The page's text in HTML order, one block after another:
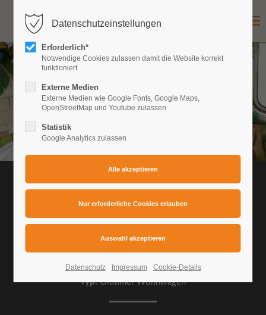
Login
Benutzername
Passwort
Register|Lost your password?
Support
Lorem ipsum dolor sit amet:
/ 365days
DER PERUANER
Belegung:1-3 Personen
Typ:Oldtimer Wohnwagen
Datenschutzeinstellungen
Erforderlich*
Notwendige Cookies zulassen damit die Website korrekt
funktioniert
Externe Medien
Externe Medien wie Google Fonts, Google Maps,
OpenStreetMap und Youtube zulassen
Statistik
Google Analytics zulassen
Datenschutz Impressum Cookie-Details